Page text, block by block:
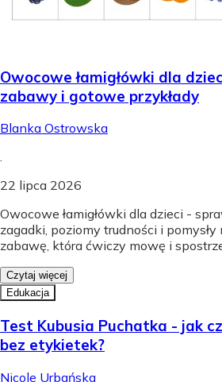
Owocowe łamigłówki dla
zabawy i gotowe przykłady
Blanka Ostrowska
.
22 lipca 2026
Owocowe łamigłówki dla dzieci -
zagadki, poziomy trudności i
zabawę, która ćwiczy mowę i
Czytaj więcej
Edukacja
Test Kubusia Puchatka - jak
bez etykietek?
Nicole Urbańska